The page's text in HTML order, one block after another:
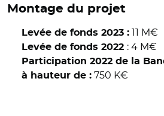
Montage du projet
Levée de fonds 2023 : 11 M€
Levée de fonds 2022 : 4 M€
Participation 2022 de la
à hauteur de : 750 K€